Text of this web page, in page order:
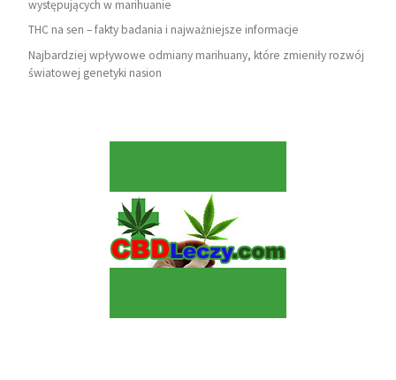
występujących w marihuanie
THC na sen – fakty badania i najważniejsze informacje
Najbardziej wpływowe odmiany marihuany, które zmieniły rozwój
światowej genetyki nasion